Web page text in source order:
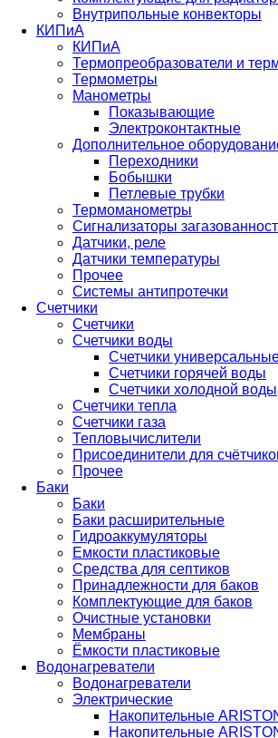
Внутрипольные конвекторы
КИПиА
КИПиА
Термопреобразователи и
Термометры
Манометры
Показывающие
Электроконтактные
Дополнительное
Переходники
Бобышки
Петлевые трубки
Термоманометры
Сигнализаторы
Датчики, реле
Датчики температуры
Прочее
Системы антипротечки
Счетчики
Счетчики
Счетчики воды
Счетчики
Счетчики горячей воды
Счетчики холодной воды
Счетчики тепла
Счетчики газа
Тепловычислители
Присоединители для
Прочее
Баки
Баки
Баки расширительные
Гидроаккумуляторы
Емкости пластиковые
Средства для септиков
Принадлежности для баков
Комплектующие для баков
Очистные установки
Мембраны
Ёмкости пластиковые
Водонагреватели
Водонагреватели
Электрические
Накопительные
Накопительные